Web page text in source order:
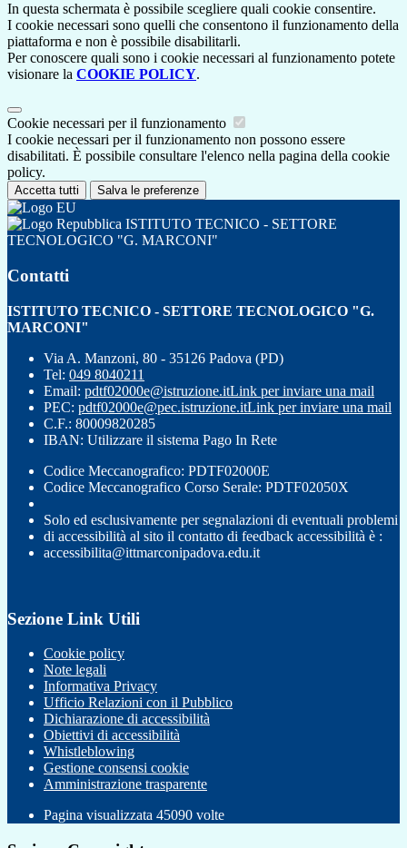
In questa schermata è possibile scegliere quali cookie consentire.
I cookie necessari sono quelli che consentono il funzionamento della
piattaforma e non è possibile disabilitarli.
Per conoscere quali sono i cookie necessari al funzionamento potete
visionare la COOKIE POLICY.
Cookie necessari per il funzionamento
I cookie necessari per il funzionamento non possono essere
disabilitati. È possibile consultare l'elenco nella pagina della cookie
policy.
Accetta tutti Salva le preferenze
ISTITUTO TECNICO - SETTORE
TECNOLOGICO "G. MARCONI"
Contatti
ISTITUTO TECNICO - SETTORE TECNOLOGICO "G.
MARCONI"
Via A. Manzoni, 80 - 35126 Padova (PD)
Tel: 049 8040211
Email: pdtf02000e@istruzione.itLink per inviare una mail
PEC: pdtf02000e@pec.istruzione.itLink per inviare una mail
C.F.: 80009820285
IBAN: Utilizzare il sistema Pago In Rete
Codice Meccanografico: PDTF02000E
Codice Meccanografico Corso Serale: PDTF02050X
Solo ed esclusivamente per segnalazioni di eventuali problemi
di accessibilità al sito il contatto di feedback accessibilità è :
accessibilita@ittmarconipadova.edu.it
Sezione Link Utili
Cookie policy
Note legali
Informativa Privacy
Ufficio Relazioni con il Pubblico
Dichiarazione di accessibilità
Obiettivi di accessibilità
Whistleblowing
Gestione consensi cookie
Amministrazione trasparente
Pagina visualizzata 45090 volte